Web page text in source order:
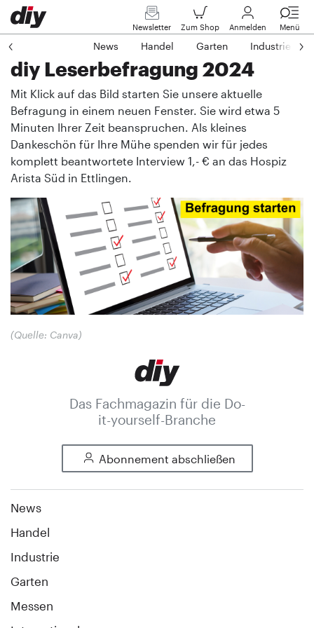
Newsletter Zum Shop Anmelden Menü
News Handel Garten Industrie
diy Leserbefragung 2024
Mit Klick auf das Bild starten Sie unsere aktuelle
Befragung in einem neuen Fenster. Sie wird etwa 5
Minuten Ihrer Zeit beanspruchen. Als kleines
Dankeschön für Ihre Mühe spenden wir für jedes
komplett beantwortete Interview 1,- € an das Hospiz
Arista Süd in Ettlingen.
(Quelle: Canva)
Das Fachmagazin für die Do-
it-yourself-Branche
Abonnement abschließen
News
Handel
Industrie
Garten
Messen